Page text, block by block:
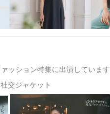
ッション特集に出演しています
交ジャケット